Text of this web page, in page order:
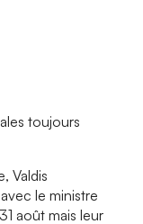
toujours
Valdis
le ministre
août mais leur